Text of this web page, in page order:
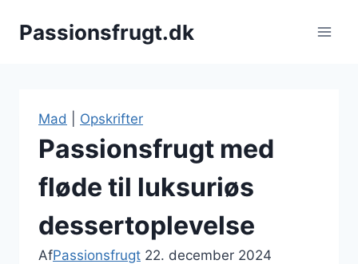
Passionsfrugt.dk
Mad Opskrifter
Passionsfrugt med
fløde til luksuriøs
dessertoplevelse
AfPassionsfrugt 22. december 2024